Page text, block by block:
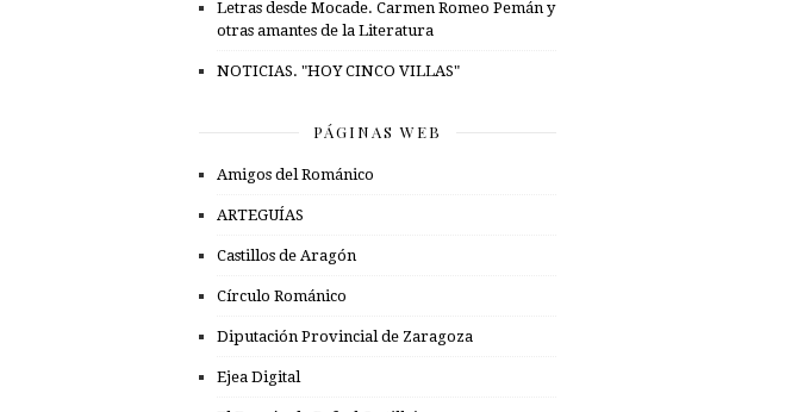
Letras desde Mocade. Carmen Romeo Pemán y
otras amantes de la Literatura
NOTICIAS. "HOY CINCO VILLAS"
PÁGINAS WEB
Amigos del Románico
ARTEGUÍAS
Castillos de Aragón
Círculo Románico
Diputación Provincial de Zaragoza
Ejea Digital